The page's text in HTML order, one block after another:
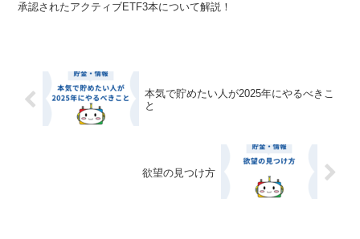
承認されたアクティブETF3本について解説！
本気で貯めたい人が2025年にやるべきこ
と
欲望の見つけ方